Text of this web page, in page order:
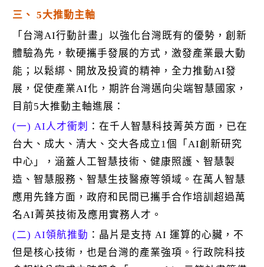
三、 5大推動主軸
「台灣AI行動計畫」以強化台灣既有的優勢，創新
體驗為先，軟硬攜手發展的方式，激發產業最大動
能；以鬆綁、開放及投資的精神，全力推動AI發
展，促使產業AI化，期許台灣邁向尖端智慧國家，
目前5大推動主軸進展：
(一) AI人才衝刺
：在千人智慧科技菁英方面，已在
台大、成大、清大、交大各成立1個「AI創新研究
中心」，涵蓋人工智慧技術、健康照護、智慧製
造、智慧服務、智慧生技醫療等領域。在萬人智慧
應用先鋒方面，政府和民間已攜手合作培訓超過萬
名AI菁英技術及應用實務人才。
(二) AI領航推動 ：晶片是支持 AI 運算的心臟，不
但是核心技術，也是台灣的產業強項。行政院科技